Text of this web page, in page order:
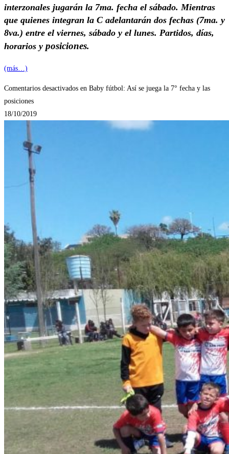
interzonales jugarán la 7ma. fecha el sábado. Mientras
que quienes integran la C adelantarán dos fechas (7ma. y
8va.) entre el viernes, sábado y el lunes. Partidos, días,
horarios y posiciones.
(más…)
Comentarios desactivados en Baby fútbol: Así se juega la 7° fecha y las
posiciones
18/10/2019